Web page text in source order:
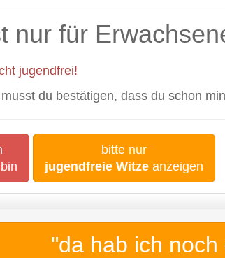
nur für
jugendfrei!
du bestätigen, dass du schon
bitte nur
jugendfreie Witze anzeigen
"da hab ich noch